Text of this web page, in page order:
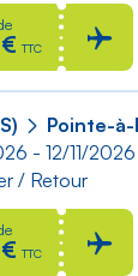
TTC
Pointe-à-
- 12/11/2026
/ Retour
TTC